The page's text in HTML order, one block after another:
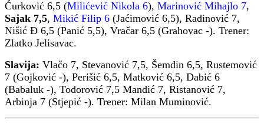
Ćurković 6,5 (Milićević Nikola 6), Marinović Mihajlo 7,
Sajak 7,5, Mikić Filip 6 (Jaćimović 6,5), Radinović 7,
Nišić Đ 6,5 (Panić 5,5), Vračar 6,5 (Grahovac -). Trener:
Zlatko Jelisavac.
Slavija: Vlačo 7, Stevanović 7,5, Šemdin 6,5, Rustemović
7 (Gojković -), Perišić 6,5, Matković 6,5, Dabić 6
(Babaluk -), Todorović 7,5 Mandić 7, Ristanović 7,
Arbinja 7 (Stjepić -). Trener: Milan Muminović.